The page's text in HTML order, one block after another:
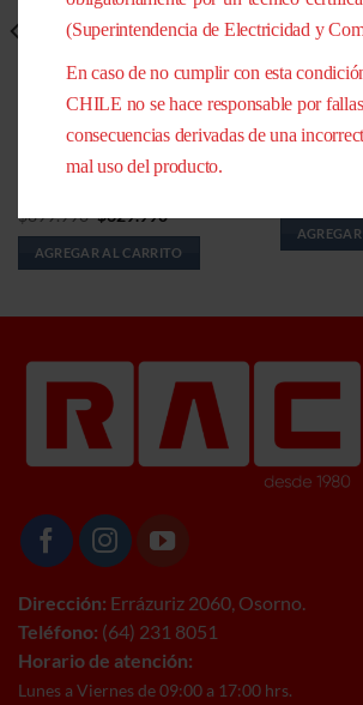
Vitrina pastelera vertical 218 lt
$899.990 El
precio
original
era:
$899.990.
$629.990El
actual
es:
$629.990.
AGREGAR AL CARRITO
Dirección: Errázuriz 2060, Osorno.
Teléfono: (64) 231 8051
Horario de atención:
Lunes a Viernes de 09:00 a 17:00 hrs.
(Superintendencia de Electricidad y
En caso de no cumplir con esta
CHILE no se hace responsable por
consecuencias derivadas de una
mal uso del producto.